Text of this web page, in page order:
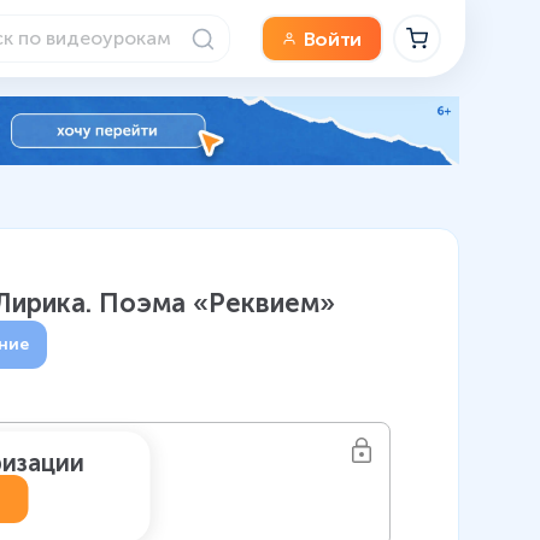
Войти
Поэма «Реквием»